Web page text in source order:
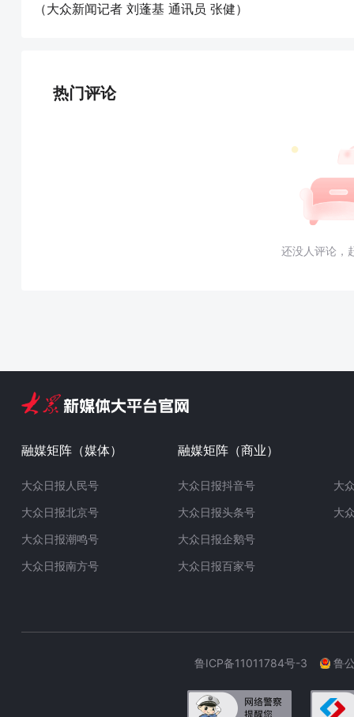
（大众新闻记者 刘蓬基 通讯员 张健）
热门评论
还没人评论，
融媒矩阵（媒体）
大众日报人民号
大众日报北京号
大众日报潮鸣号
大众日报南方号
融媒矩阵（商业）
大众日报抖音号
大众日报头条号
大众日报企鹅号
大众日报百家号
大
大
鲁ICP备11011784号-3 鲁